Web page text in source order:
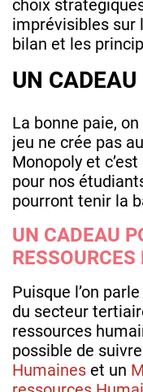
choix
imprévisibles sur
bilan et les
UN CADEAU
La bonne paie,
jeu ne crée pas
Monopoly et
pour nos
pourront tenir la
UN CADEAU
Puisque l’on
du secteur
ressources
possible de
Humaines et un